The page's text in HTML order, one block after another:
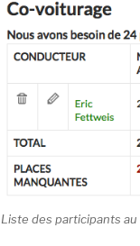
Liste des participants